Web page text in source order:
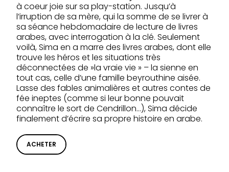
à coeur joie sur sa play-station. Jusqu’à
l’irruption de sa mère, qui la somme de se livrer à
sa séance hebdomadaire de lecture de livres
arabes, avec interrogation à la clé. Seulement
voilà, Sima en a marre des livres arabes, dont elle
trouve les héros et les situations très
déconnectées de »la vraie vie » – la sienne en
tout cas, celle d’une famille beyrouthine aisée.
Lasse des fables animalières et autres contes de
fée ineptes (comme si leur bonne pouvait
connaître le sort de Cendrillon…), Sima décide
finalement d’écrire sa propre histoire en arabe.
ACHETER